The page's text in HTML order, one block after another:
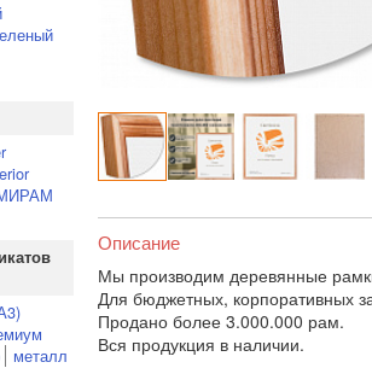
металл
Описание
Мы производим деревянные
Для бюджетных, корпоративных
Продано более 3.000.000 рам.
Вся продукция в наличии.